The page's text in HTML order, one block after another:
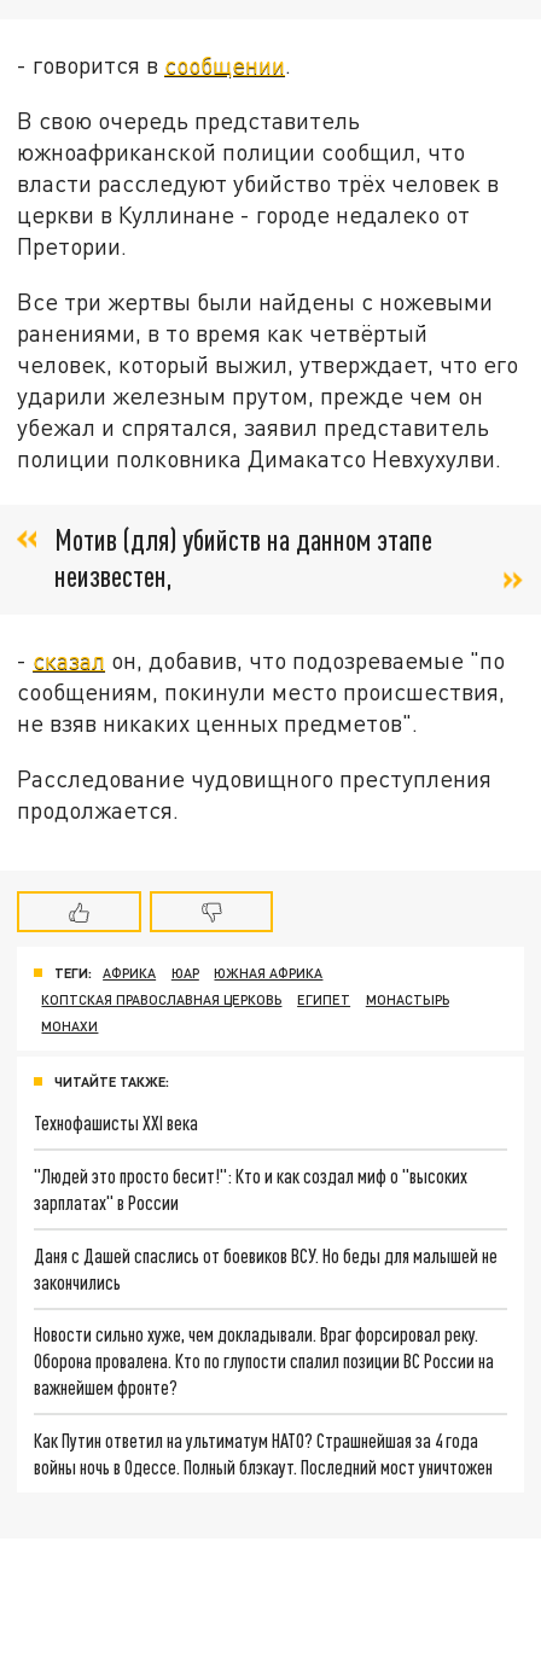
- говорится в сообщении.
В свою очередь представитель
южноафриканской полиции сообщил, что
власти расследуют убийство трёх человек в
церкви в Куллинане - городе недалеко от
Претории.
Все три жертвы были найдены с ножевыми
ранениями, в то время как четвёртый
человек, который выжил, утверждает, что его
ударили железным прутом, прежде чем он
убежал и спрятался, заявил представитель
полиции полковника Димакатсо Невхухулви.
Мотив (для) убийств на данном этапе
неизвестен,
- сказал он, добавив, что подозреваемые "по
сообщениям, покинули место происшествия,
не взяв никаких ценных предметов".
Расследование чудовищного преступления
продолжается.
ТЕГИ: АФРИКА ЮАР
ЮЖНАЯ АФРИКА
КОПТСКАЯ ПРАВОСЛАВНАЯ ЦЕРКОВЬ
ЕГИПЕТ
МОНАСТЫРЬ
МОНАХИ
ЧИТАЙТЕ ТАКЖЕ:
Технофашисты XXI века
"Людей это просто бесит!": Кто и как создал миф о "высоких
зарплатах" в России
Даня с Дашей спаслись от боевиков ВСУ. Но беды для малышей не
закончились
Новости сильно хуже, чем докладывали. Враг форсировал реку.
Оборона провалена. Кто по глупости спалил позиции ВС России на
важнейшем фронте?
Как Путин ответил на ультиматум НАТО? Страшнейшая за 4 года
войны ночь в Одессе. Полный блэкаут. Последний мост уничтожен